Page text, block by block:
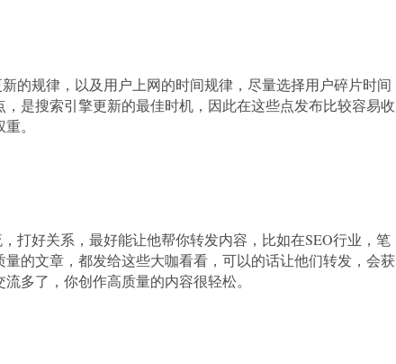
规律，以及用户上网的时间规律，尽量选择用户碎片时间
是搜索引擎更新的最佳时机，因此在这些点发布比较容易收
。
好关系，最好能让他帮你转发内容，比如在SEO行业，笔
的文章，都发给这些大咖看看，可以的话让他们转发，会获
多了，你创作高质量的内容很轻松。